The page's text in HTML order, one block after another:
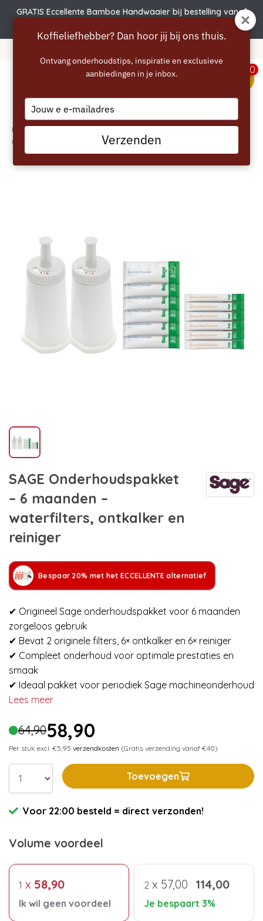
GRATIS Eccellente Bamboe Handwaaier bij bestelling vanaf
0
Home
SAGE Onderhoudspakket – 6 maanden – waterfilters, ontkalker en
reiniger
SAGE Onderhoudspakket
– 6 maanden –
waterfilters, ontkalker en
reiniger
Bespaar 20% met het ECCELLENTE alternatief
✔ Origineel Sage onderhoudspakket voor 6 maanden
zorgeloos gebruik
✔ Bevat 2 originele filters, 6× ontkalker en 6× reiniger
✔ Compleet onderhoud voor optimale prestaties en
smaak
✔ Ideaal pakket voor periodiek Sage machineonderhoud
Lees meer
64,9058,90
Per stuk excl. €5,95 verzendkosten (Gratis verzending vanaf €40)
Toevoegen
Voor 22:00 besteld = direct verzonden!
Volume voordeel
1 x 58,90
Ik wil geen voordeel
2 x 57,00 114,00
Je bespaart 3%
Koffieliefhebber? Dan hoor jij bij ons thuis.
Ontvang onderhoudstips, inspiratie en exclusieve
aanbiedingen in je inbox.
Type
your
email
Verzenden